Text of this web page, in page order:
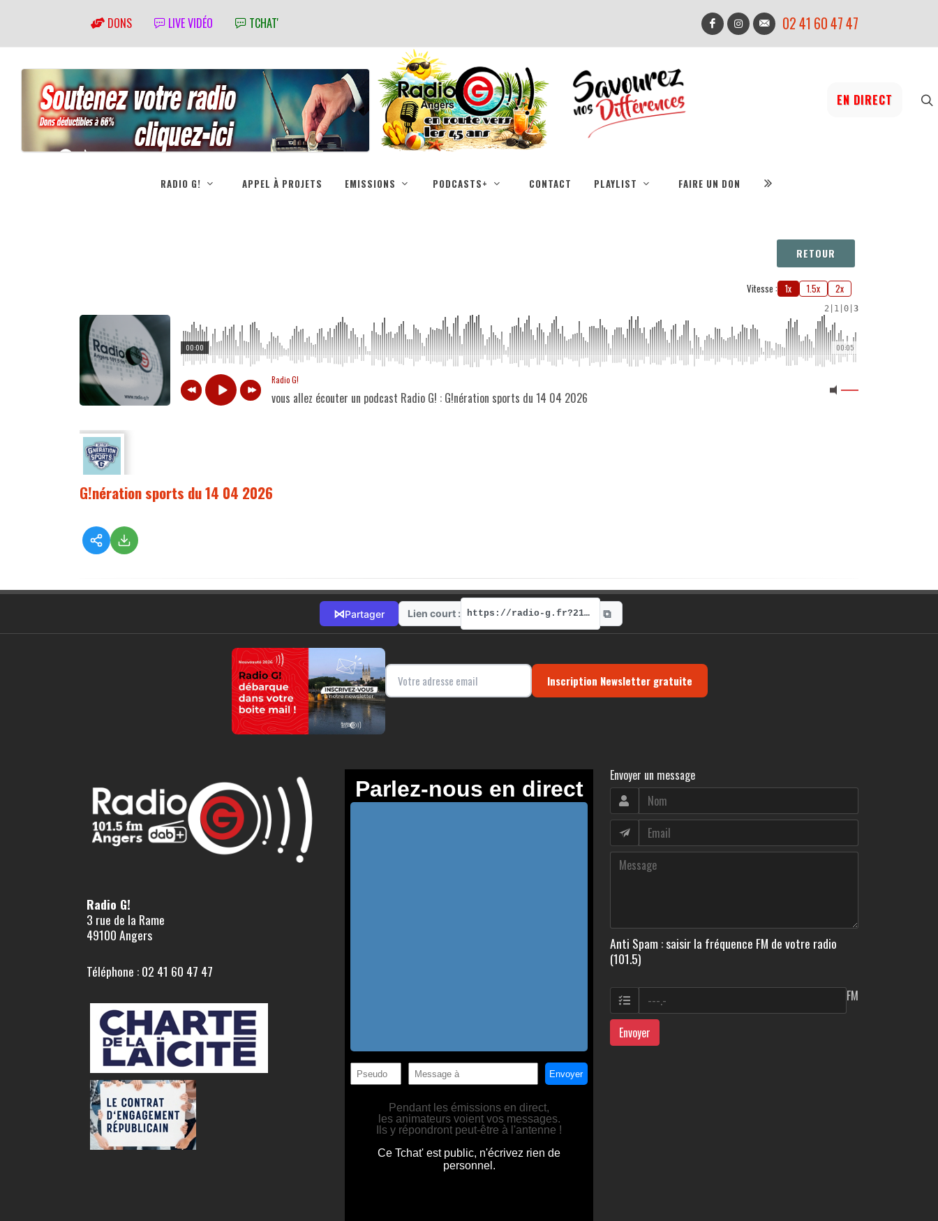
DONS LIVE VIDÉO TCHAT' 02 41 60 47 47
EN DIRECT
RADIO G! APPEL À PROJETS EMISSIONS PODCASTS+ CONTACT PLAYLIST FAIRE UN DON
RETOUR
Vitesse : 1x 1.5x 2x
2 1 0 3
00:05
00:00
Radio G!
vous allez écouter un podcast Radio G! : G!nération sports du 14 04 2026
G!nération sports du 14 04 2026
⋈Partager Lien court : https://radio-g.fr?21641 ⧉
Inscription Newsletter gratuite
Radio G!
3 rue de la Rame
49100 Angers
Téléphone : 02 41 60 47 47
Envoyer un message
Anti Spam : saisir la fréquence FM de votre radio
(101.5)
FM
Envoyer